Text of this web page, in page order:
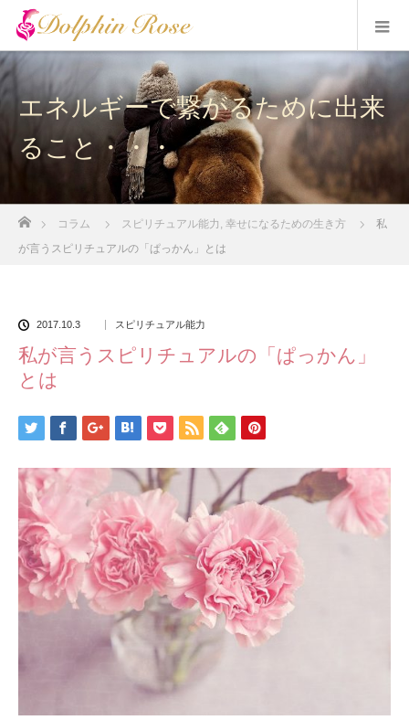
エネルギーで繋がるために出来
ること・・・
コラム スピリチュアル能力 幸せになるための生き方
私
が言うスピリチュアルの「ぱっかん」とは
2017.10.3 スピリチュアル能力
私が言うスピリチュアルの「ぱっかん」
とは